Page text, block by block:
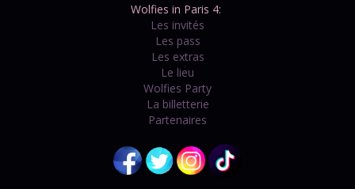
Wolfies in Paris 4:
Les invités
Les pass
Les extras
Le lieu
Wolfies Party
La billetterie
Partenaires